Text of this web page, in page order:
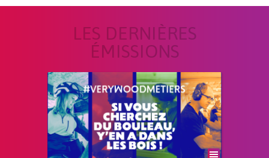
LES DERNIÈRES
ÉMISSIONS